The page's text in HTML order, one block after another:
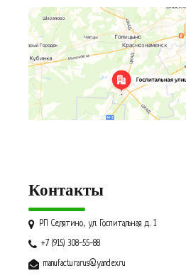
Контакты
РП Селятино, ул. Госпитальная д. 1
+7 (915) 308-55-88
manufacturarus@yandex.ru